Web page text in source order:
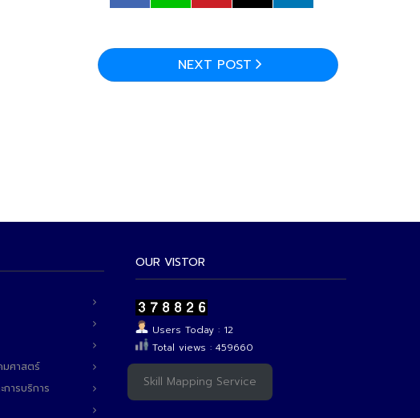
NEXT POST
มศาสตร์
การบริการ
OUR VISTOR
Users Today : 12
Total views : 459660
Skill Mapping Service